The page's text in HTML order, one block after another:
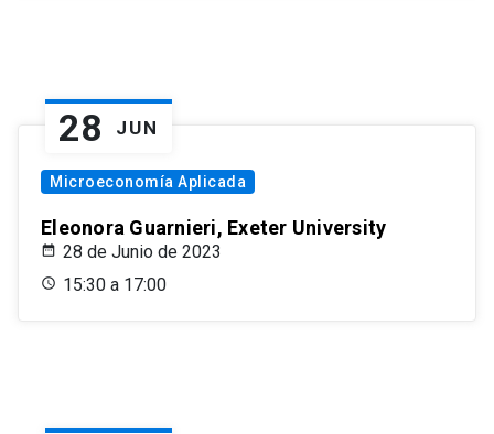
28 JUN
Microeconomía Aplicada
Eleonora Guarnieri, Exeter University
28 de Junio de 2023
15:30 a 17:00